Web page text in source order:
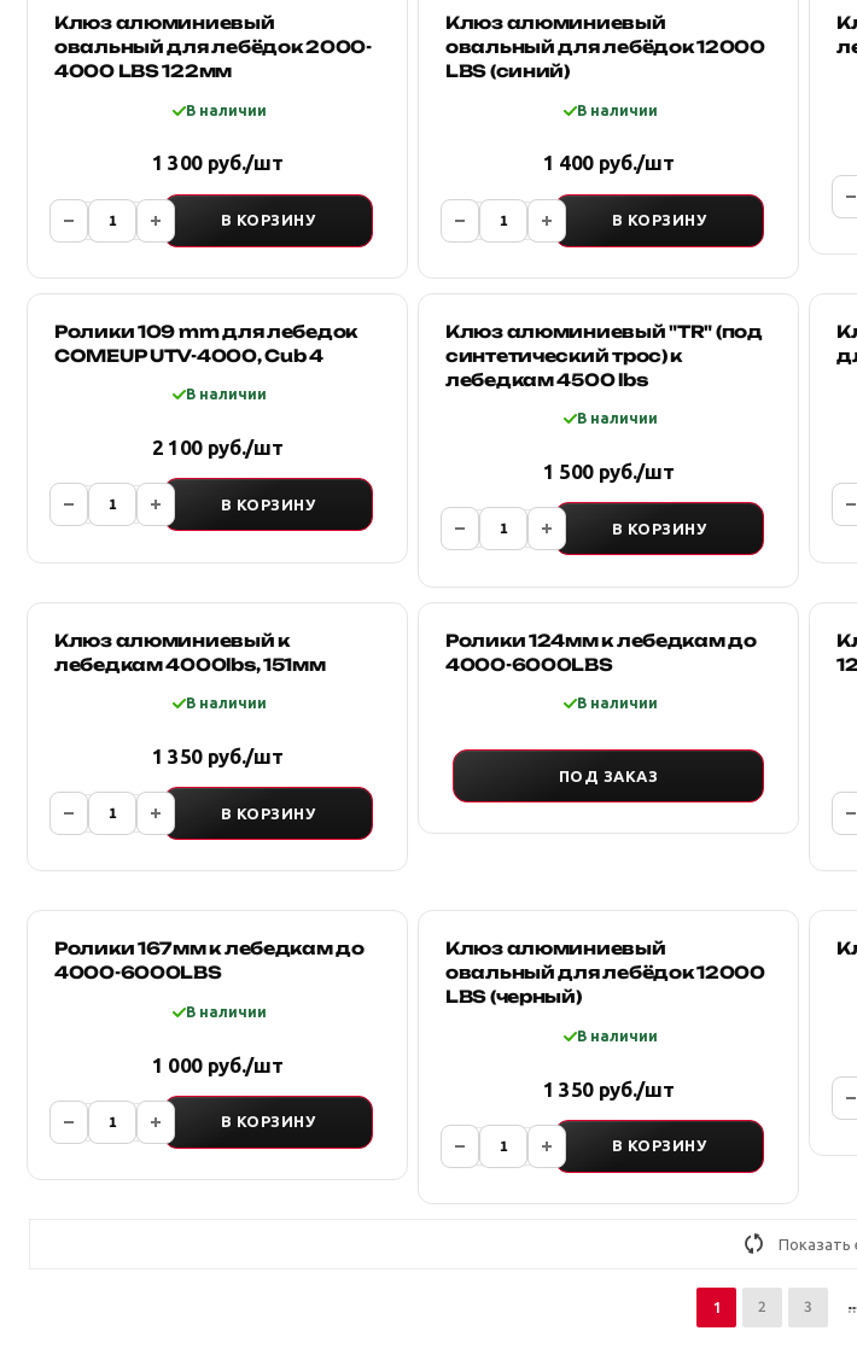
Клюз алюминиевый
овальный для лебёдок 2000-
4000 LBS 122мм
В наличии
1 300 руб./шт
В КОРЗИНУ
Клюз алюминиевый
овальный для лебёдок 12000
LBS (синий)
В наличии
1 400 руб./шт
В КОРЗИНУ
Ролики 109 mm для лебедок
COMEUP UTV-4000, Cub 4
В наличии
2 100 руб./шт
В КОРЗИНУ
Клюз алюминиевый "TR" (под
синтетический трос) к
лебедкам 4500 lbs
В наличии
1 500 руб./шт
В КОРЗИНУ
Клюз алюминиевый к
лебедкам 4000lbs, 151мм
В наличии
1 350 руб./шт
В КОРЗИНУ
Ролики 124мм к лебедкам до
4000-6000LBS
В наличии
ПОД ЗАКАЗ
Ролики 167мм к лебедкам до
4000-6000LBS
В наличии
1 000 руб./шт
В КОРЗИНУ
Клюз алюминиевый
овальный для лебёдок 12000
LBS (черный)
В наличии
1 350 руб./шт
В КОРЗИНУ
Показать
1 2 3